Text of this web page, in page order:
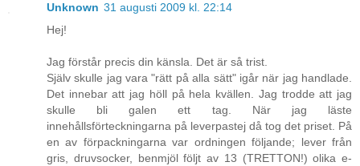
Unknown 31 augusti 2009 kl. 22:14
Hej!
Jag förstår precis din känsla. Det är så trist.
Själv skulle jag vara "rätt på alla sätt" igår när jag handlade.
Det innebar att jag höll på hela kvällen. Jag trodde att jag
skulle bli galen ett tag. När jag läste
innehållsförteckningarna på leverpastej då tog det priset. På
en av förpackningarna var ordningen följande; lever från
gris, druvsocker, benmjöl följt av 13 (TRETTON!) olika e-